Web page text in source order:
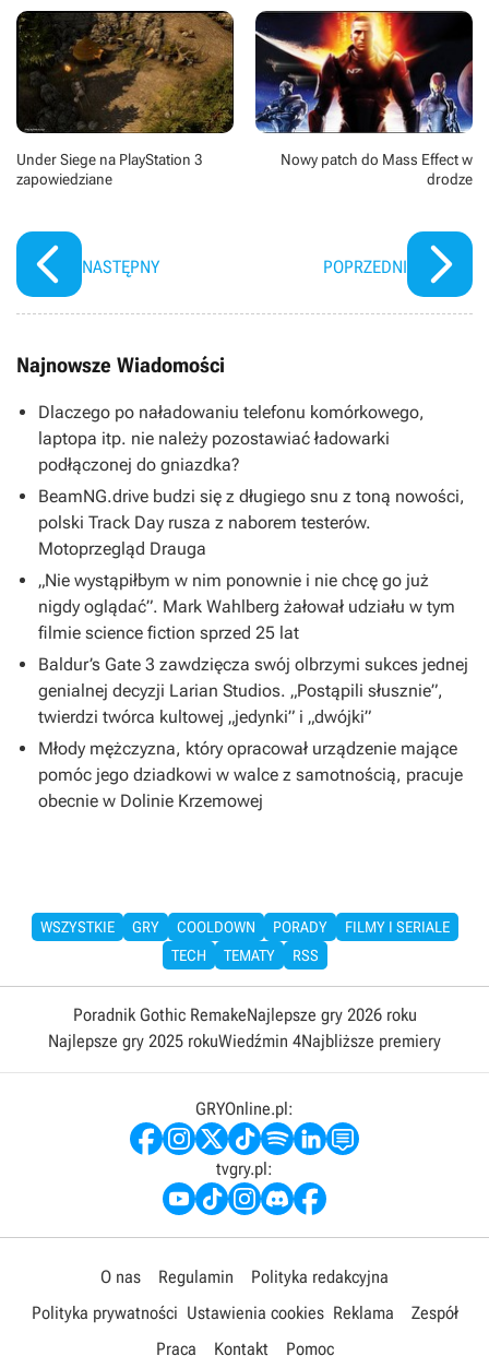
Under Siege na PlayStation 3
zapowiedziane
NASTĘPNY
Nowy patch do Mass Effect w
drodze
POPRZEDNI
Najnowsze Wiadomości
Dlaczego po naładowaniu telefonu komórkowego,
laptopa itp. nie należy pozostawiać ładowarki
podłączonej do gniazdka?
BeamNG.drive budzi się z długiego snu z toną nowości,
polski Track Day rusza z naborem testerów.
Motoprzegląd Drauga
„Nie wystąpiłbym w nim ponownie i nie chcę go już
nigdy oglądać”. Mark Wahlberg żałował udziału w tym
filmie science fiction sprzed 25 lat
Baldur’s Gate 3 zawdzięcza swój olbrzymi sukces jednej
genialnej decyzji Larian Studios. „Postąpili słusznie”,
twierdzi twórca kultowej „jedynki” i „dwójki”
Młody mężczyzna, który opracował urządzenie mające
pomóc jego dziadkowi w walce z samotnością, pracuje
obecnie w Dolinie Krzemowej
WSZYSTKIE GRY COOLDOWN PORADY
FILMY I SERIALE
TECH
TEMATY RSS
Poradnik Gothic RemakeNajlepsze gry 2026 roku
Najlepsze gry 2025 rokuWiedźmin 4Najbliższe premiery
GRYOnline.pl:
tvgry.pl:
O nas Regulamin
Polityka redakcyjna
Polityka prywatności Ustawienia cookies Reklama
Zespół
Praca
Kontakt Pomoc